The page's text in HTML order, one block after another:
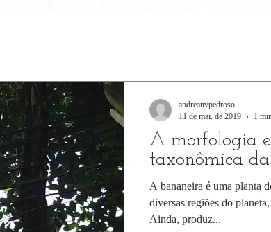
A morfologia
taxonômica
A bananeira é uma planta
diversas regiões do
Ainda, produz...
andreanvpedroso
11 de mai. de 2019
1